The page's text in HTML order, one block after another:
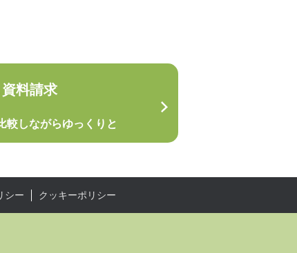
資料請求
較しながらゆっくりと
シー クッキーポリシー